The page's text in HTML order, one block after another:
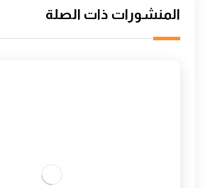
المنشورات ذات الصلة